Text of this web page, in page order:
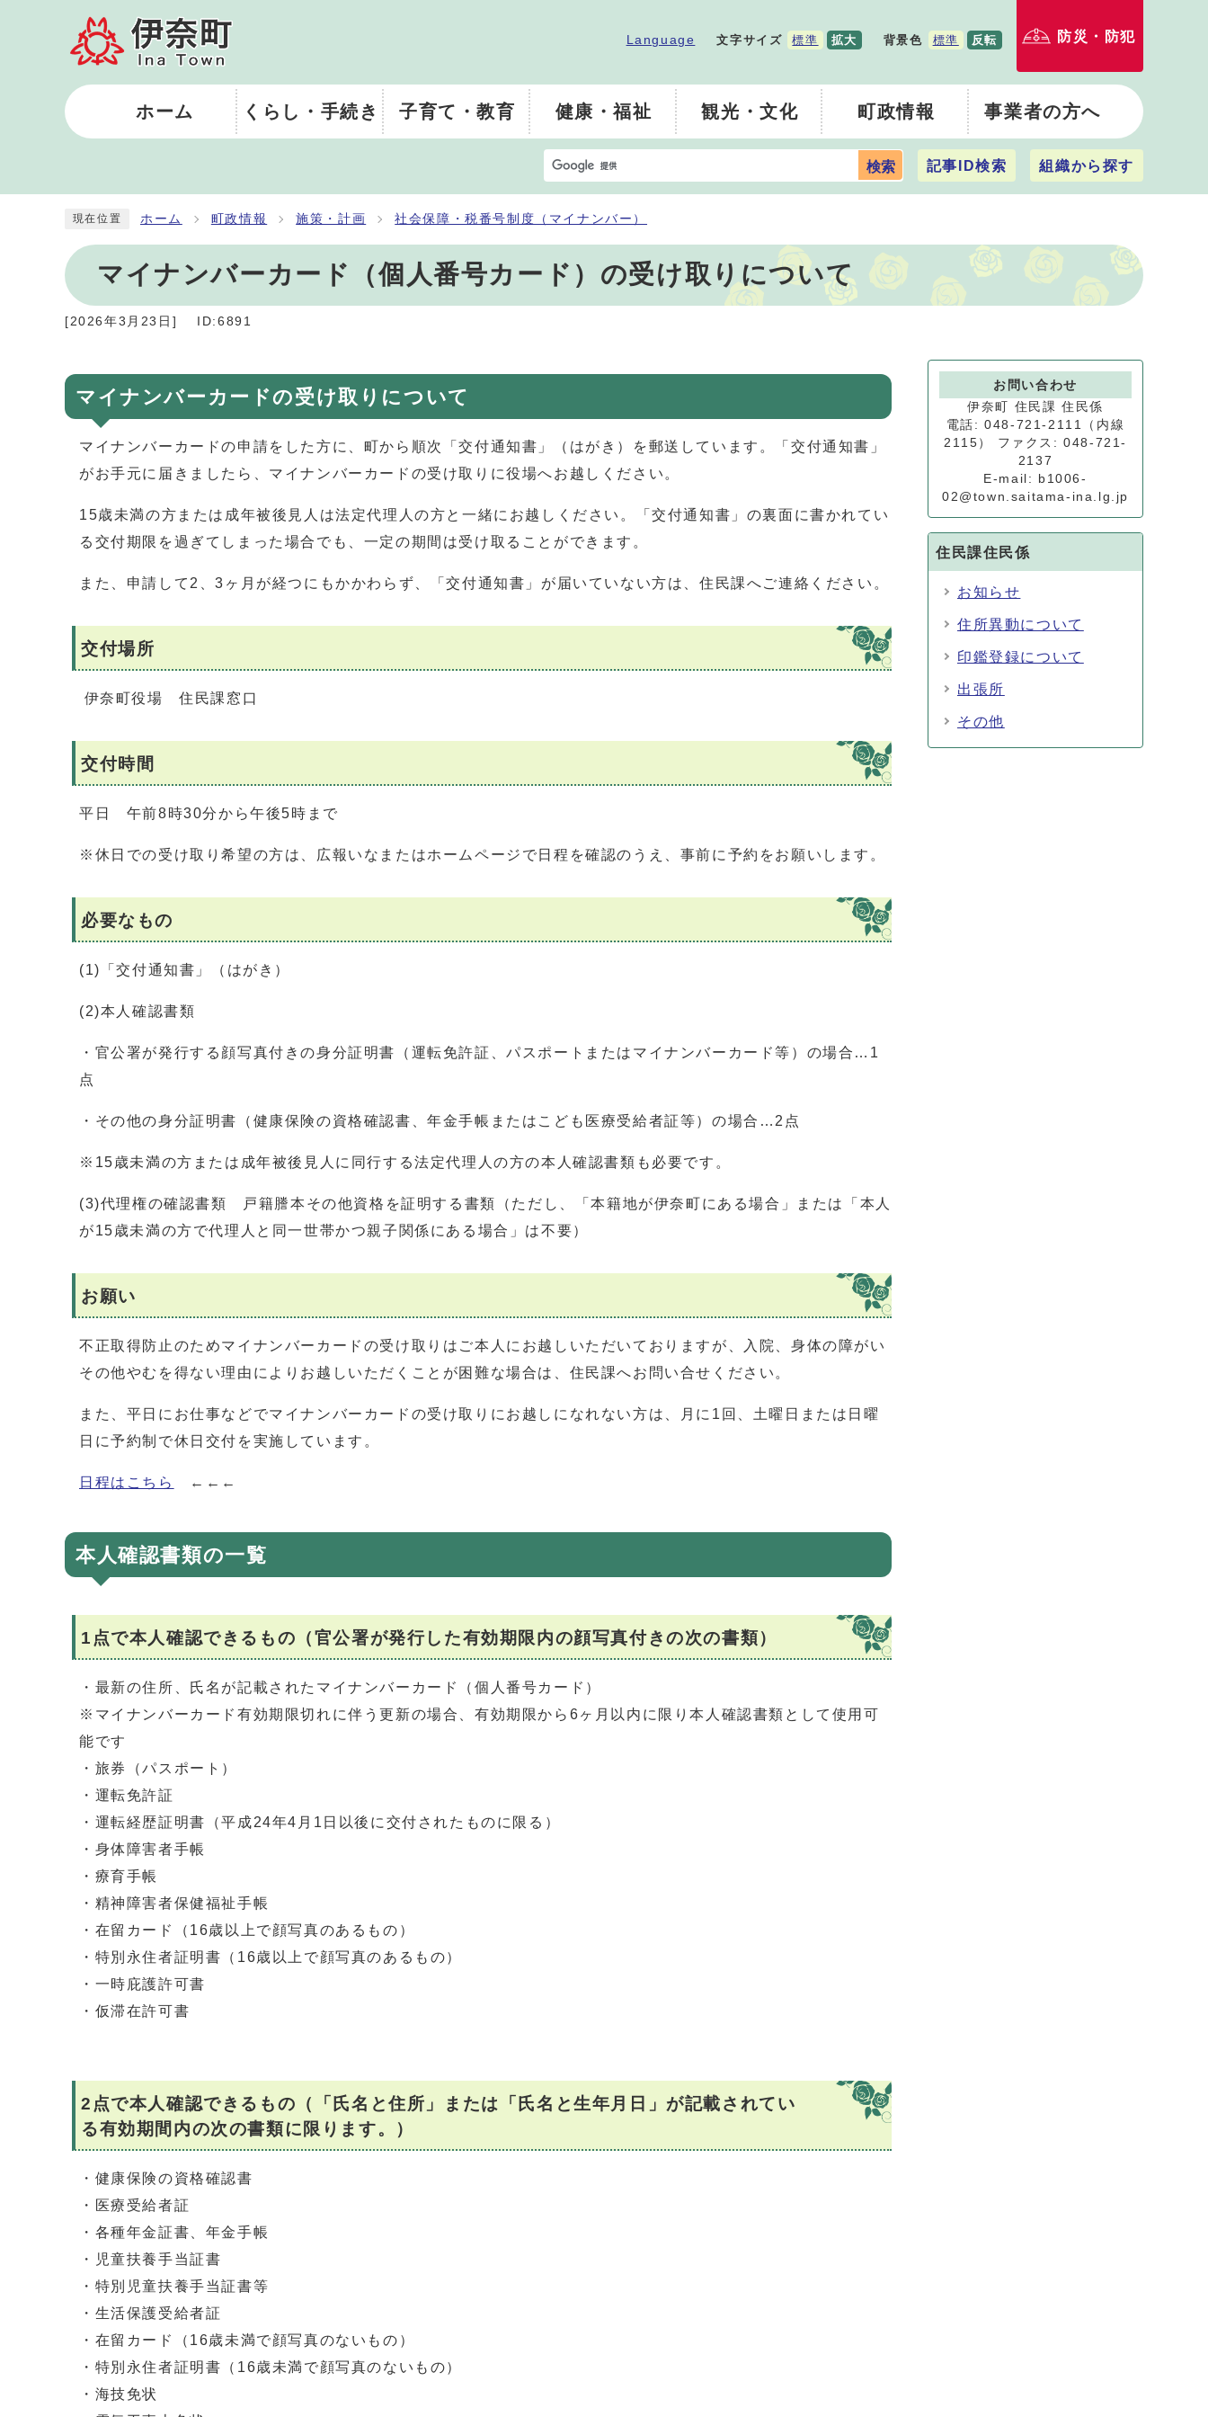
Language 文字サイズ 標準 拡大 背景色 標準 反転 防災・防犯
ホーム くらし・手続き 子育て・教育 健康・福祉 観光・文化 町政情報 事業者の方へ
検索 記事ID検索 組織から探す
現在位置 ホーム 町政情報 施策・計画 社会保障・税番号制度（マイナンバー）
マイナンバーカード（個人番号カード）の受け取りについて
[2026年3月23日 ] ID:6891
マイナンバーカードの受け取りについて
マイナンバーカードの申請をした方に、町から順次「交付通知書」（はがき）を郵送しています。「交付通知書」
がお手元に届きましたら、マイナンバーカードの受け取りに役場へお越しください。
15歳未満の方または成年被後見人は法定代理人の方と一緒にお越しください。「交付通知書」の裏面に書かれてい
る交付期限を過ぎてしまった場合でも、一定の期間は受け取ることができます。
また、申請して2、3ヶ月が経つにもかかわらず、「交付通知書」が届いていない方は、住民課へご連絡ください。
交付場所
伊奈町役場 住民課窓口
交付時間
平日 午前8時30分から午後5時まで
※休日での受け取り希望の方は、広報いなまたはホームページで日程を確認のうえ、事前に予約をお願いします。
必要なもの
(1)「交付通知書」（はがき）
(2)本人確認書類
・官公署が発行する顔写真付きの身分証明書（運転免許証、パスポートまたはマイナンバーカード等）の場合…1
点
・その他の身分証明書（健康保険の資格確認書、年金手帳またはこども医療受給者証等）の場合…2点
※15歳未満の方または成年被後見人に同行する法定代理人の方の本人確認書類も必要です。
(3)代理権の確認書類 戸籍謄本その他資格を証明する書類（ただし、「本籍地が伊奈町にある場合」または「本人
が15歳未満の方で代理人と同一世帯かつ親子関係にある場合」は不要）
お願い
不正取得防止のためマイナンバーカードの受け取りはご本人にお越しいただいておりますが、入院、身体の障がい
その他やむを得ない理由によりお越しいただくことが困難な場合は、住民課へお問い合せください。
また、平日にお仕事などでマイナンバーカードの受け取りにお越しになれない方は、月に1回、土曜日または日曜
日に予約制で休日交付を実施しています。
日程はこちら ←←←
本人確認書類の一覧
1点で本人確認できるもの（官公署が発行した有効期限内の顔写真付きの次の書類）
・最新の住所、氏名が記載されたマイナンバーカード（個人番号カード）
※マイナンバーカード有効期限切れに伴う更新の場合、有効期限から6ヶ月以内に限り本人確認書類として使用可
能です
・旅券（パスポート）
・運転免許証
・運転経歴証明書（平成24年4月1日以後に交付されたものに限る）
・身体障害者手帳
・療育手帳
・精神障害者保健福祉手帳
・在留カード（16歳以上で顔写真のあるもの）
・特別永住者証明書（16歳以上で顔写真のあるもの）
・一時庇護許可書
・仮滞在許可書
2点で本人確認できるもの（「氏名と住所」または「氏名と生年月日」が記載されてい
る有効期間内の次の書類に限ります。）
・健康保険の資格確認書
・医療受給者証
・各種年金証書、年金手帳
・児童扶養手当証書
・特別児童扶養手当証書等
・生活保護受給者証
・在留カード（16歳未満で顔写真のないもの）
・特別永住者証明書（16歳未満で顔写真のないもの）
・海技免状
お問い合わせ
伊奈町 住民課 住民係
電話: 048-721-2111（内線
2115） ファクス: 048-721-
2137
E-mail: b1006-
02@town.saitama-ina.lg.jp
住民課住民係
お知らせ
住所異動について
印鑑登録について
出張所
その他